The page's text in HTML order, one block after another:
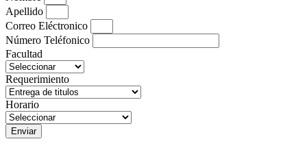
Apellido
Correo Eléctronico
Número Teléfonico
Facultad
Requerimiento
Horario
Enviar